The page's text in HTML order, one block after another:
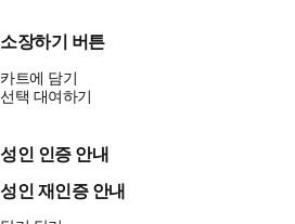
소장하기 버튼
카트에 담기
선택 대여하기
성인 인증 안내
성인 재인증 안내